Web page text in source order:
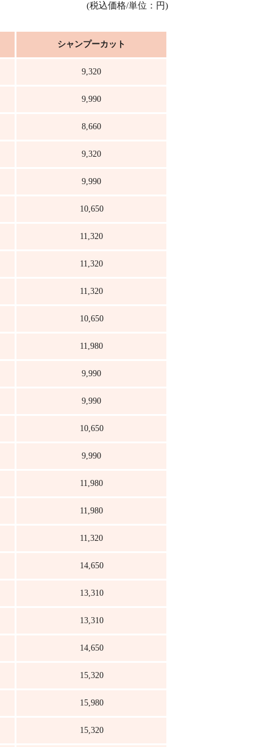
(税込価格/単位：円)
シャンプーカット
9,320
9,990
8,660
9,320
9,990
10,650
11,320
11,320
11,320
10,650
11,980
9,990
9,990
10,650
9,990
11,980
11,980
11,320
14,650
13,310
13,310
14,650
15,320
15,980
15,320